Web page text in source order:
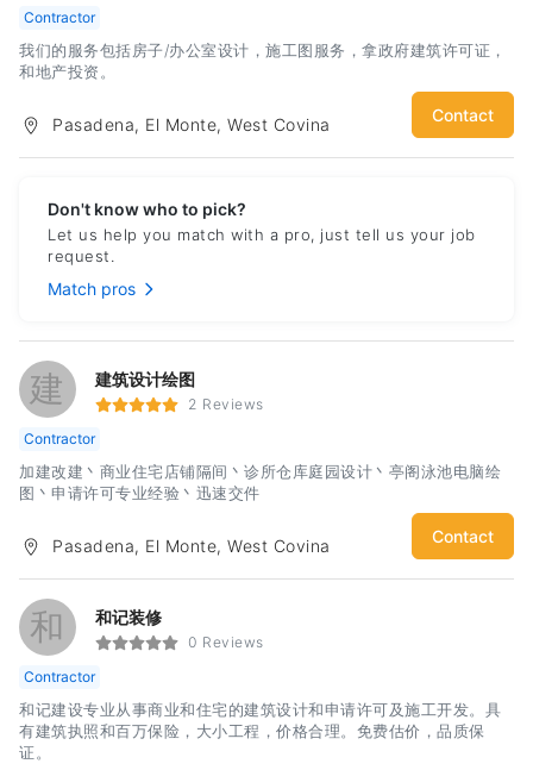
Contractor
我们的服务包括房子/办公室设计，施工图服务，拿政府建筑许可证，
和地产投资。
Pasadena, El Monte, West Covina Contact
Don't know who to pick?
Let us help you match with a pro, just tell us your job
request.
Match pros
建 建筑设计绘图
2 Reviews
Contractor
加建改建丶商业住宅店铺隔间丶诊所仓库庭园设计丶亭阁泳池电脑绘
图丶申请许可专业经验丶迅速交件
Pasadena, El Monte, West Covina Contact
和 和记装修
0 Reviews
Contractor
和记建设专业从事商业和住宅的建筑设计和申请许可及施工开发。具
有建筑执照和百万保险，大小工程，价格合理。免费估价，品质保
证。